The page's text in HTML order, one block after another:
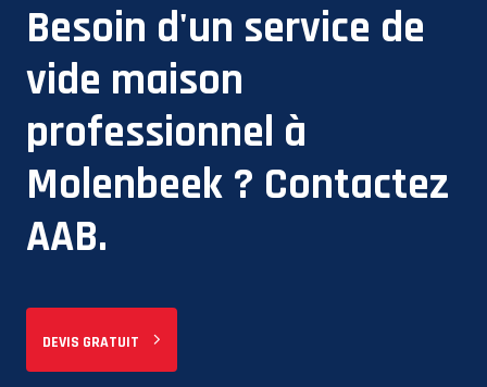
Besoin d'un service de
vide maison
professionnel à
Molenbeek ? Contactez
AAB.
DEVIS GRATUIT